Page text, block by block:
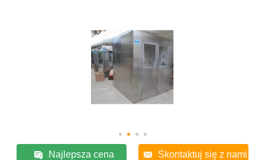
Najlepsza cena Skontaktuj się z nami